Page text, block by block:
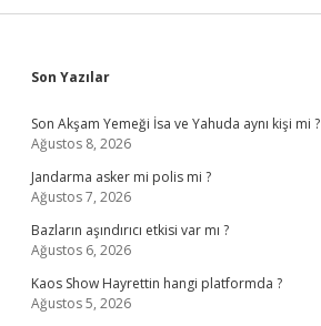
Sidebar
Son Yazılar
Son Akşam Yemeği İsa ve Yahuda aynı kişi mi ?
Ağustos 8, 2026
Jandarma asker mi polis mi ?
Ağustos 7, 2026
Bazların aşındırıcı etkisi var mı ?
Ağustos 6, 2026
Kaos Show Hayrettin hangi platformda ?
Ağustos 5, 2026